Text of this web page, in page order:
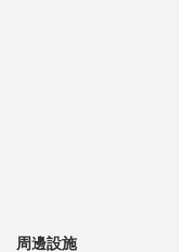
周邊設施